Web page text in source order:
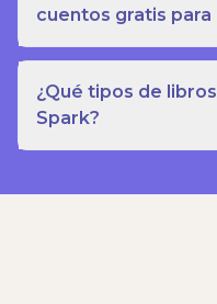
cuentos gratis para
¿Qué tipos de
Spark?